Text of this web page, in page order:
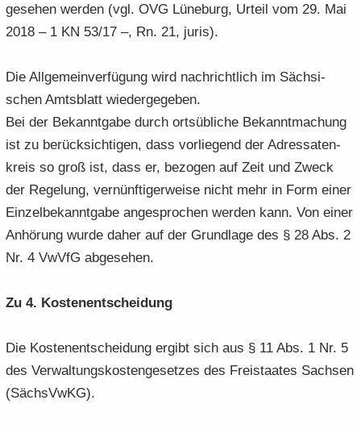
ge­se­hen wer­den (vgl. OVG Lü­ne­burg, Ur­teil vom 29. Mai
2018 – 1 KN 53/17 –, Rn. 21, juris).
Die All­ge­mein­ver­fü­gung wird nach­richt­lich im Säch­si­
schen Amts­blatt wie­der­ge­ge­ben.
Bei der Be­kannt­ga­be durch orts­üb­li­che Be­kannt­ma­chung
ist zu be­rück­sich­ti­gen, dass vor­lie­gend der Adres­sa­ten­
kreis so groß ist, dass er, be­zo­gen auf Zeit und Zweck
der Re­ge­lung, ver­nünf­ti­ger­wei­se nicht mehr in Form einer
Ein­zel­be­kannt­ga­be an­ge­spro­chen wer­den kann. Von einer
An­hö­rung wurde daher auf der Grund­la­ge des § 28 Abs. 2
Nr. 4 VwVfG ab­ge­se­hen.
Zu 4. Kos­ten­ent­schei­dung
Die Kos­ten­ent­schei­dung er­gibt sich aus § 11 Abs. 1 Nr. 5
des Ver­wal­tungs­kos­ten­ge­set­zes des Frei­staa­tes Sach­sen
(Sächs­VwKG).